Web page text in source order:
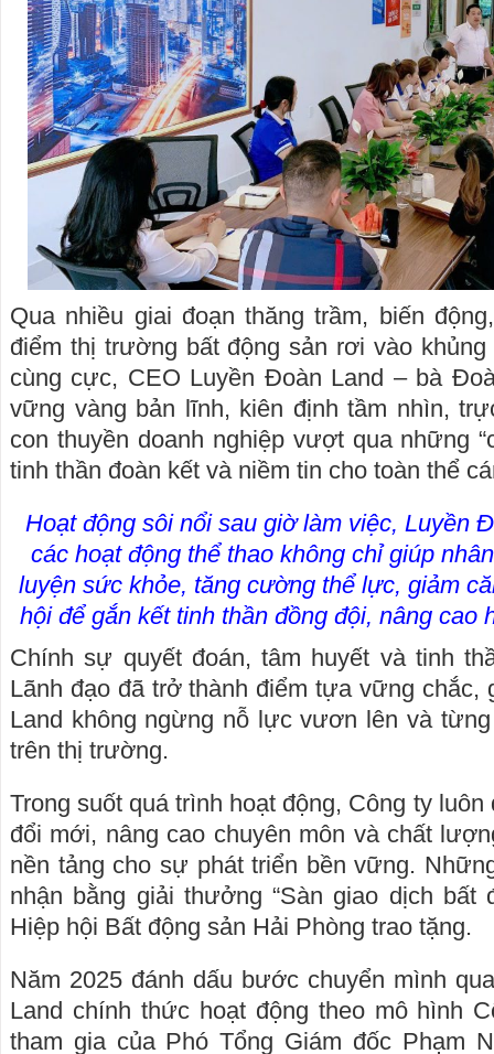
Qua nhiều giai đoạn thăng trầm, biến
điểm thị trường bất động sản rơi vào
cùng cực, CEO Luyền Đoàn Land – bà
vững vàng bản lĩnh, kiên định tầm nhìn,
con thuyền doanh nghiệp vượt qua những
tinh thần đoàn kết và niềm tin cho toàn thể
Hoạt động sôi nổi sau giờ làm việc, Luyền
các hoạt động thể thao không chỉ giúp
luyện sức khỏe, tăng cường thể lực, giảm
hội để gắn kết tinh thần đồng đội, nâng cao
Chính sự quyết đoán, tâm huyết và tinh
Lãnh đạo đã trở thành điểm tựa vững chắc,
Land không ngừng nỗ lực vươn lên và
trên thị trường.
Trong suốt quá trình hoạt động, Công ty
đổi mới, nâng cao chuyên môn và chất
nền tảng cho sự phát triển bền vững.
nhận bằng giải thưởng “Sàn giao dịch bất
Hiệp hội Bất động sản Hải Phòng trao tặng.
Năm 2025 đánh dấu bước chuyển mình
Land chính thức hoạt động theo mô hình
tham gia của Phó Tổng Giám đốc Phạm